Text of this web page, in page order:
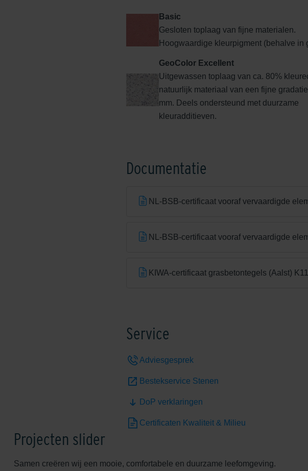
Basic
Gesloten toplaag van fijne materialen.
Hoogwaardige kleurpigment (behalve in
GeoColor Excellent
Uitgewassen toplaag van ca. 80%
natuurlijk materiaal van een fijne
mm. Deels ondersteund met duurzame
kleuradditieven.
Documentatie
NL-BSB-certificaat vooraf vervaardigde
NL-BSB-certificaat vooraf vervaardigde
KIWA-certificaat grasbetontegels (Aalst)
Service
Adviesgesprek
Bestekservice Stenen
DoP verklaringen
Certificaten Kwaliteit & Milieu
Projecten slider
Samen creëren wij een mooie, comfortabele en duurzame leefomgeving.